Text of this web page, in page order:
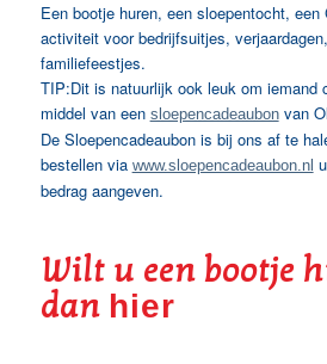
Een bootje huren, een sloepentocht,
activiteit voor bedrijfsuitjes,
familiefeestjes.
TIP:Dit is natuurlijk ook leuk om iemand
middel van een sloepencadeaubonvan
De Sloepencadeaubon is bij ons af te
bestellen via www.sloepencadeaubon.nl
bedrag aangeven.
Wilt u een bootje
dan hier